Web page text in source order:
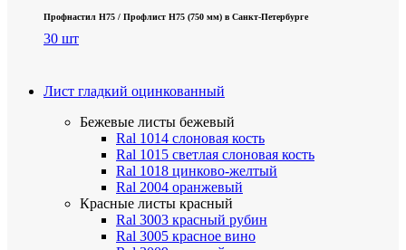
Профнастил Н75 / Профлист Н75 (750 мм) в Санкт-Петербурге
30 шт
Лист гладкий оцинкованный
Бежевые листы бежевый
Ral 1014 слоновая кость
Ral 1015 светлая слоновая кость
Ral 1018 цинково-желтый
Ral 2004 оранжевый
Красные листы красный
Ral 3003 красный рубин
Ral 3005 красное вино